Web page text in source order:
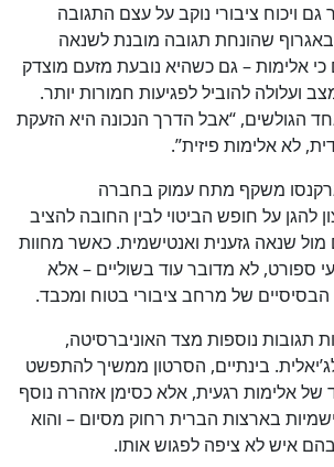
גם ויכוח ציבורי נוקב על עצם התגובה
שהונחת תגובה מובנת לשנאה
כי אלימות – גם כשהיא נובעת מזעם מוצדק
ועלולה להוביל לפגיעות חמורות יותר.
הגולשים, “אבל הדרך הנכונה היא הזעקת
לא אלימות פיזית”.
משקף מתח עמוק בחברה
להגן על חופש הביטוי לבין החובה להציב
מול שנאה גזענית ואנטישמית. כאשר מחוות
ספורט, לא מדובר עוד בשוליים – אלא
של מרחב ציבורי בטוח ומכבד.
תגובות נוספות מצד האוניברסיטה,
בינתיים, הסרטון ממשיך להתפשט
אלימות רגעית, אלא כסימן אזהרה נוסף
בארצות הברית רחוק מסיום – והוא
איש לא ציפה לפגוש אותו.